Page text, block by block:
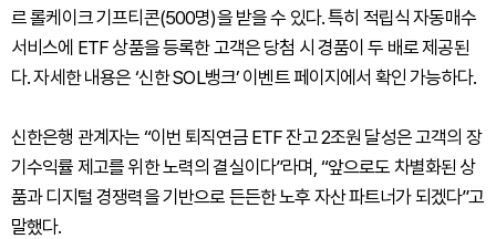
르 롤케이크 기프티콘(500명)을 받을 수 있다. 특히 적립식 자동매수
서비스에 ETF 상품을 등록한 고객은 당첨 시 경품이 두 배로 제공된
다. 자세한 내용은 ‘신한 SOL뱅크’ 이벤트 페이지에서 확인 가능하다.
신한은행 관계자는 “이번 퇴직연금 ETF 잔고 2조원 달성은 고객의 장
기수익률 제고를 위한 노력의 결실이다”라며, “앞으로도 차별화된 상
품과 디지털 경쟁력을 기반으로 든든한 노후 자산 파트너가 되겠다”고
말했다.